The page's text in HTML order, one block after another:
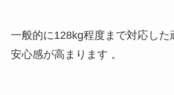
一般的に128kg程度まで対応した
安心感が高まります 。